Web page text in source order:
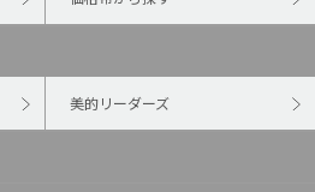
美的リーダーズ